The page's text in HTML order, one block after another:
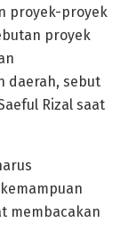
proyek-proyek
proyek
daerah, sebut
Rizal saat
membacakan